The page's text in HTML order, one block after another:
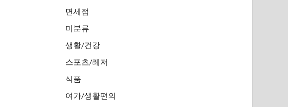
면세점
미분류
생활/건강
스포츠/레저
식품
여가/생활편의